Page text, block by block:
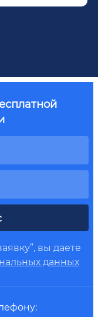
вы даете
данных